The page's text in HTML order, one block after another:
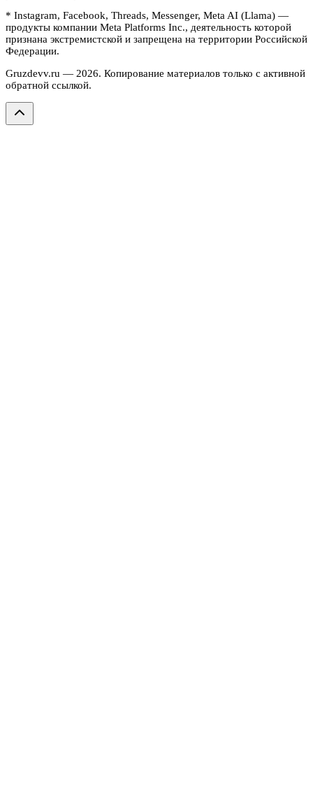
* Instagram, Facebook, Threads, Messenger, Meta AI (Llama) —
продукты компании Meta Platforms Inc., деятельность которой
признана экстремистской и запрещена на территории Российской
Федерации.
Gruzdevv.ru — 2026. Копирование материалов только с активной
обратной ссылкой.